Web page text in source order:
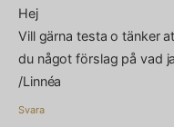
Hej
Vill gärna testa o tänker
du något förslag på vad
/Linnéa
Svara